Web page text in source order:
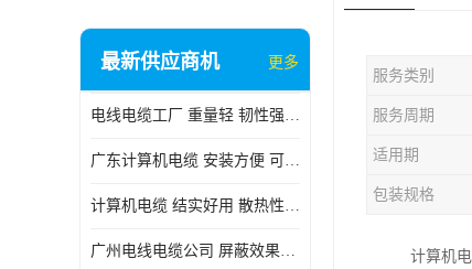
最新供应商机 更多
电线电缆工厂 重量轻 韧性强 体积小 连接简单
广东计算机电缆 安装方便 可随意弯曲折叠
计算机电缆 结实好用 散热性良好
广州电线电缆公司 屏蔽效果良好 拆卸安装方便
服务类别
服务周期
适用期
包装规格
计算机